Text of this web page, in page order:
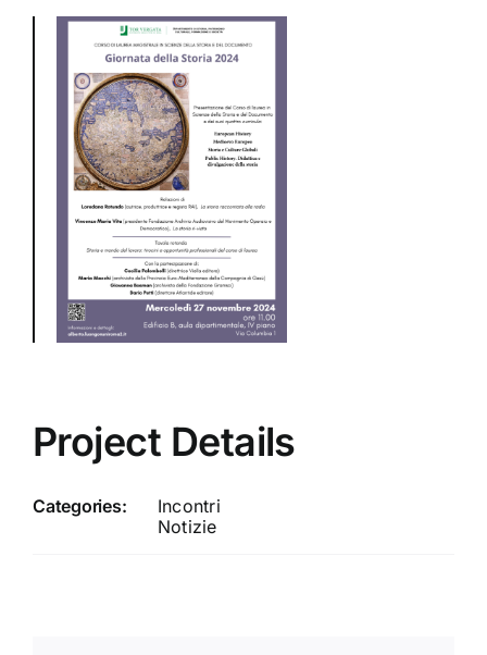
Project Details
Categories:
Incontri
Notizie